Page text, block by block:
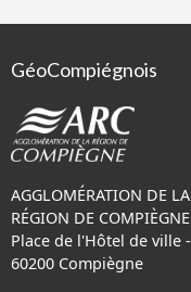
GéoCompiégnois
AGGLOMÉRATION DE LA
RÉGION DE COMPIÈGNE
Place de l'Hôtel de ville -
60200 Compiègne